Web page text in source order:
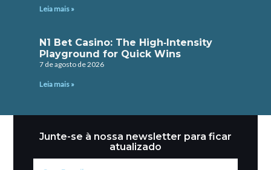
Leia mais »
N1 Bet Casino: The High‑Intensity
Playground for Quick Wins
7 de agosto de 2026
Leia mais »
Junte-se à nossa newsletter para ficar
atualizado